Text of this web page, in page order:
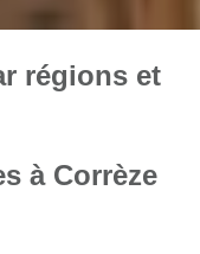
régions et
à Corrèze